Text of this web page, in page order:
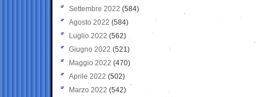
Settembre 2022 (584)
Agosto 2022 (584)
Luglio 2022 (562)
Giugno 2022 (521)
Maggio 2022 (470)
Aprile 2022 (502)
Marzo 2022 (542)